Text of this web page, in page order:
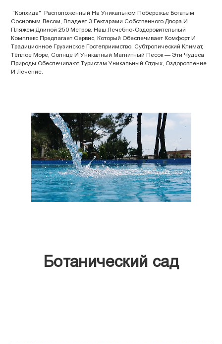
"Колхида" Расположенный На Уникальном Побережье Богатым
Сосновым Лесом, Владеет 3 Гектарами Собственного Двора И
Пляжем Длиной 250 Метров. Наш Лечебно-Оздоровительный
Комплекс Предлагает Сервис, Который Обеспечивает Комфорт И
Традиционное Грузинское Гостеприимство. Субтропический Климат,
Тёплое Море, Солнце И Уникалный Магнитный Песок — Эти Чудеса
Природы Обеспечивают Туристам Уникальный Отдых, Оздоровление
И Лечение.
Ботанический сад